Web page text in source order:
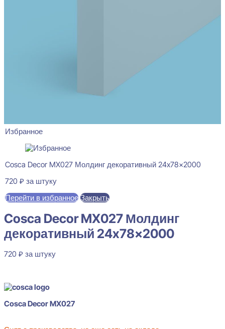
Избранное
Cosca Decor MX027 Молдинг декоративный 24x78x2000
720 ₽ за штуку
Перейти в избранное Закрыть
Cosca Decor MX027 Молдинг
декоративный 24x78x2000
720 ₽ за штуку
Cosca Decor MX027